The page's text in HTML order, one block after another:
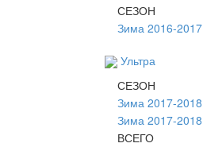
СЕЗОН
Зима 2016-2017
Ультра
СЕЗОН
Зима 2017-2018
Зима 2017-2018
ВСЕГО